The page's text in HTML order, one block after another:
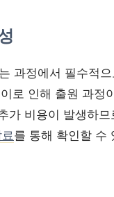
과정에서 필수적
로 인해 출원 과
가 비용이 발생하
를 통해 확인할 수